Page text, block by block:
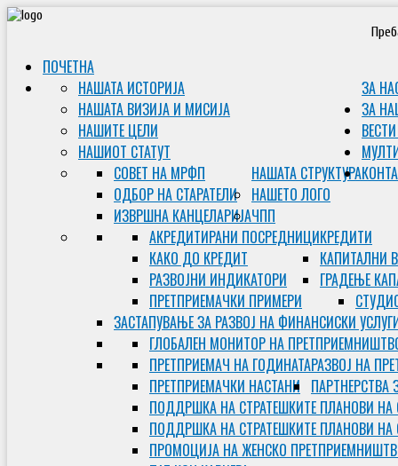
ПОЧЕТНА
ЗА
НАШАТА ИСТОРИЈА
НАШАТА ВИЗИЈА И МИСИЈА
НАШИТЕ ЦЕЛИ
НАШИОТ СТАТУТ
НАШАТА СТРУКТУРА
СОВЕТ НА МРФП
ОДБОР НА СТАРАТЕЛИ
ИЗВРШНА КАНЦЕЛАРИЈА
НАШЕТО ЛОГО
ЧПП
ЗА
КРЕДИТИ
АКРЕДИТИРАНИ ПОСРЕДНИЦИ
КАКО ДО КРЕДИТ
РАЗВОЈНИ ИНДИКАТОРИ
ПРЕТПРИЕМАЧКИ ПРИМЕРИ
КАПИТАЛНИ
ГРАДЕЊЕ
ЗАСТАПУВАЊЕ ЗА РАЗВОЈ НА ФИНАНСИСКИ
ГЛОБАЛЕН МОНИТОР НА
РАЗВОЈ НА
ПРЕТПРИЕМАЧ НА ГОДИНАТА
ПРЕТПРИЕМАЧКИ НАСТАНИ ПАРТНЕРСТВА
ПОДДРШКА НА СТРАТЕШКИТЕ ПЛАНОВИ НА
ПОДДРШКА НА СТРАТЕШКИТЕ ПЛАНОВИ НА
ПРОМОЦИЈА НА ЖЕНСКО